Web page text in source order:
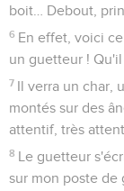
boit… Debout,
6 En effet, voici
un guetteur !
7 Il verra un char,
montés sur des
attentif, très
8 Le guetteur
sur mon poste de